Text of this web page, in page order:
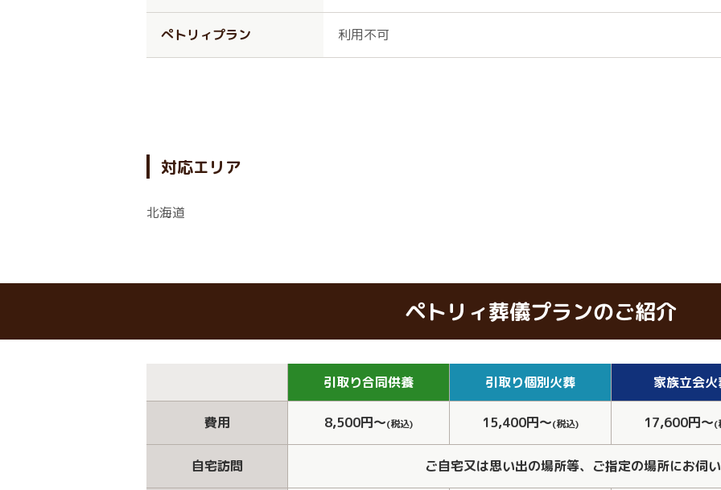
ぺトリィプラン 利用不可
対応エリア
北海道
ペトリィ葬儀プランのご紹介
引取り合同供養 引取り個別火葬 家族立会
費用 8,500円～(税込) 15,400円～(税込) 17,600円～(
自宅訪問 ご自宅又は思い出の場所等、ご指定の場所にお伺